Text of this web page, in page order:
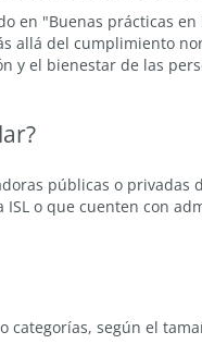
en "Buenas prácticas
allá del cumplimiento
y el bienestar de las
públicas o
ISL o que cuenten con
categorías, según el